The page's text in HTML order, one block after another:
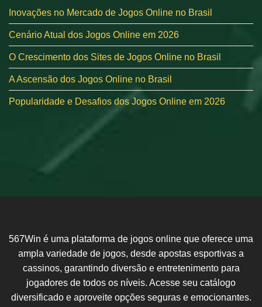
Inovações no Mercado de Jogos Online no Brasil
Cenário Atual dos Jogos Online em 2026
O Crescimento dos Sites de Jogos Online no Brasil
A Ascensão dos Jogos Online no Brasil
Popularidade e Desafios dos Jogos Online em 2026
567Win é uma plataforma de jogos online que oferece uma
ampla variedade de jogos, desde apostas esportivas a
cassinos, garantindo diversão e entretenimento para
jogadores de todos os níveis. Acesse seu catálogo
diversificado e aproveite opções seguras e emocionantes.